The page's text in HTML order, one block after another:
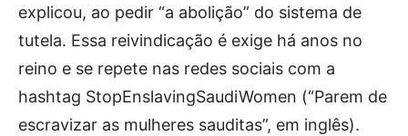
explicou, ao pedir “a abolição” do sistema de
tutela. Essa reivindicação é exige há anos no
reino e se repete nas redes sociais com a
hashtag StopEnslavingSaudiWomen (“Parem de
escravizar as mulheres sauditas”, em inglês).